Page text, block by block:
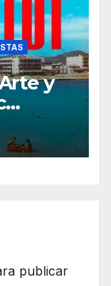
y
publicar